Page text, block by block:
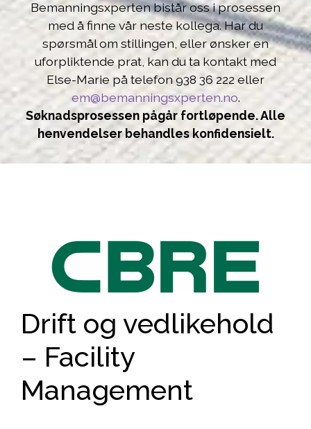
Bemanningsxpertenbistår oss i prosessen
med å finne vår neste kollega. Har du
spørsmål om stillingen, eller ønsker en
uforpliktende prat, kan du ta kontakt med
Else-Marie på telefon 938 36 222 eller
em@bemanningsxperten.no.
Søknadsprosessen pågår fortløpende. Alle
henvendelser behandles konfidensielt.
Drift og vedlikehold
– Facility
Management